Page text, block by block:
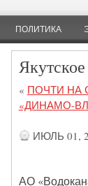
ПОЛИТИКА
« ПОЧТИ НА
«ДИНАМО-
ИЮЛЬ 01,
АО